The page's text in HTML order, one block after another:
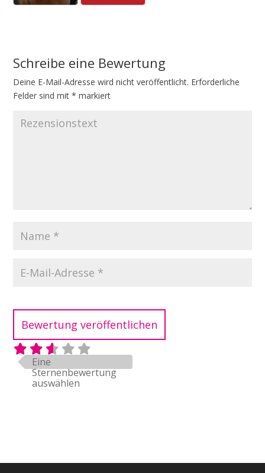
Schreibe eine Bewertung
Deine E-Mail-Adresse wird nicht veröffentlicht. Erforderliche
Felder sind mit* markiert
Eine
Sternenbewertung
auswählen
A
l